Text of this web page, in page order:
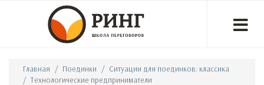
Главная Поединки
Ситуации для поединков: классика
Технологические предприниматели